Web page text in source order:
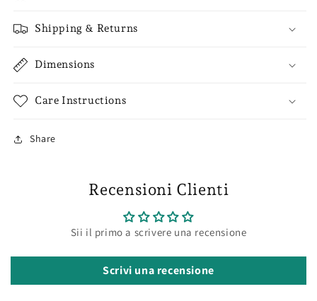
Shipping & Returns
Dimensions
Care Instructions
Share
Recensioni Clienti
Sii il primo a scrivere una recensione
Scrivi una recensione